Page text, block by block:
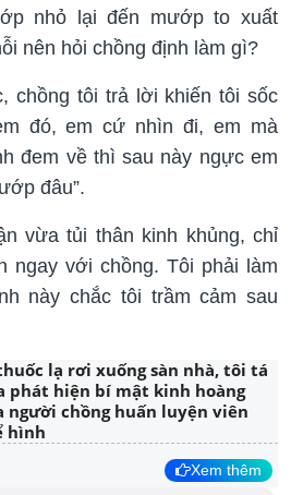
nhỏ lại đến mướp to xuất
nên hỏi chồng định làm gì?
chồng tôi trả lời khiến tôi sốc
đó, em cứ nhìn đi, em mà
đem về thì sau này ngực em
đâu”.
vừa tủi thân kinh khủng, chỉ
ngay với chồng. Tôi phải làm
này chắc tôi trầm cảm sau
lạ rơi xuống sàn nhà, tôi tá
phát hiện bí mật kinh hoàng
người chồng huấn luyện viên
hình
Xem thêm